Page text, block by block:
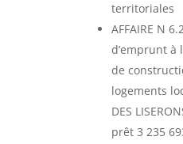
territoriales
AFFAIRE N
d’emprunt à
de
logements
DES
prêt 3 235